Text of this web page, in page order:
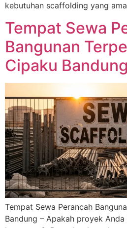
kebutuhan scaffolding yang
Tempat Sewa
Bangunan
Cipaku Bandung
Tempat Sewa Perancah
Bandung – Apakah proyek